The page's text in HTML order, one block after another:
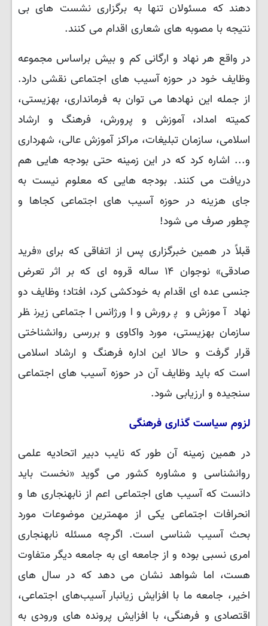
دهند که مسئولان تنها به برگزاری نشست های بی
نتیجه با مصوبه های شعاری اقدام می کنند.
در واقع هر نهاد و ارگانی کم و بیش براساس مجموعه
وظایف خود در حوزه آسیب های اجتماعی نقشی دارد.
از جمله این نهادها می توان به فرمانداری، بهزیستی،
کمیته امداد، آموزش و پرورش، فرهنگ و ارشاد
اسلامی، سازمان تبلیغات، مراکز آموزش عالی، شهرداری
و... اشاره کرد که در این زمینه حتی بودجه هایی هم
دریافت می کنند. بودجه هایی که معلوم نیست به
جای هزینه در حوزه آسیب های اجتماعی کجاها و
چطور صرف می شود!
قبلاً در همین خبرگزاری پس از اتفاقی که برای «فرید
صادقی» نوجوان ۱۴ ساله قروه ای که بر اثر تعرض
جنسی عده ای اقدام به خودکشی کرد، افتاد؛ وظایف دو
نهاد آموزش و پرورش و اورژانس اجتماعی زیرنظر
سازمان بهزیستی، مورد واکاوی و بررسی روانشناختی
قرار گرفت و حالا این اداره فرهنگ و ارشاد اسلامی
است که باید وظایف آن در حوزه آسیب های اجتماعی
سنجیده و ارزیابی شود.
لزوم سیاست گذاری فرهنگی
در همین زمینه آن طور که نایب دبیر اتحادیه علمی
روانشناسی و مشاوره کشور می گوید «نخست باید
دانست که آسیب های اجتماعی اعم از نابهنجاری ها و
انحرافات اجتماعی یکی از مهمترین موضوعات مورد
بحث آسیب شناسی است. اگرچه مسئله نابهنجاری
امری نسبی بوده و از جامعه ای به جامعه دیگر متفاوت
هست، اما شواهد نشان می دهد که در سال های
اخیر، جامعه ما با افزایش زیانبار آسیب‌های اجتماعی،
اقتصادی و فرهنگی، با افزایش پرونده های ورودی به